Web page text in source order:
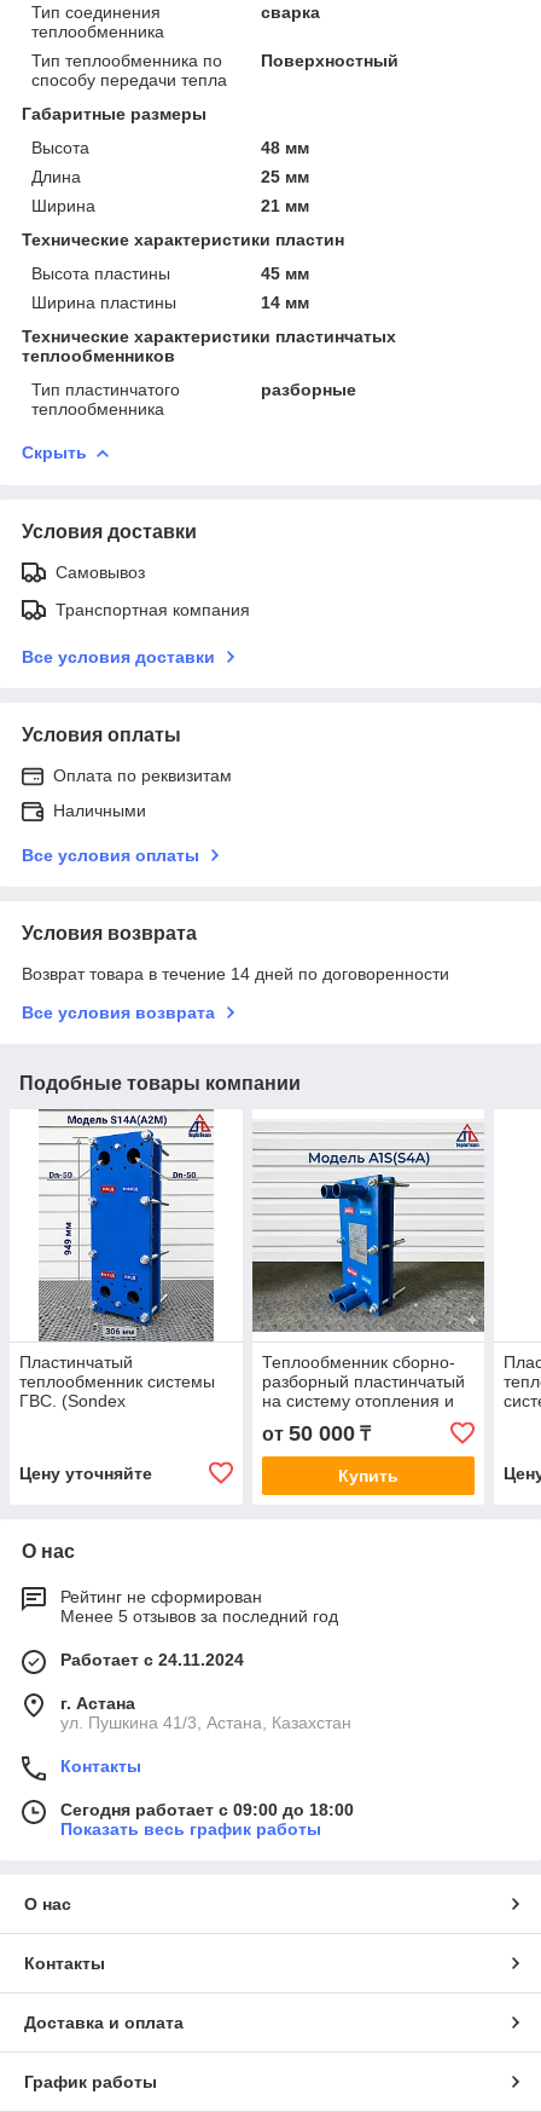
Тип соединения
теплообменника
сварка
Тип теплообменника по
способу передачи тепла
Поверхностный
Габаритные размеры
Высота
48 мм
Длина
25 мм
Ширина
21 мм
Технические характеристики пластин
Высота пластины
45 мм
Ширина пластины
14 мм
Технические характеристики пластинчатых
теплообменников
Тип пластинчатого
теплообменника
разборные
Скрыть
Условия доставки
Самовывоз
Транспортная компания
Все условия доставки
Условия оплаты
Оплата по реквизитам
Наличными
Все условия оплаты
Условия возврата
Возврат товара в течение 14 дней по договоренности
Все условия возврата
Подобные товары компании
Пластинчатый
теплообменник системы
ГВС. (Sondex
Цену уточняйте
Теплообменник сборно-
разборный пластинчатый
на систему отопления и
ГВС. Марки A1S (S4) и
комплектующие
от 50 000₸
Купить
О нас
Рейтинг не сформирован
Менее 5 отзывов за последний год
Работает с 24.11.2024
г. Астана
ул. Пушкина 41/3, Астана, Казахстан
Контакты
Сегодня работает с 09:00 до 18:00
Показать весь график работы
О нас
Контакты
Доставка и оплата
График работы